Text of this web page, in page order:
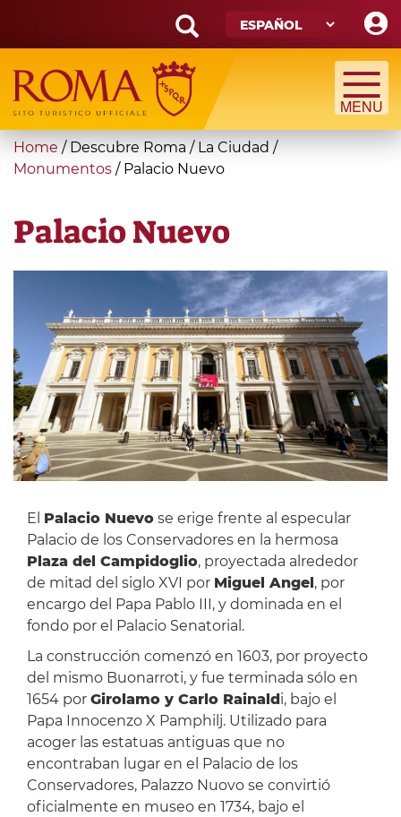
main
content
Search
form
Búsqueda
You
are
Home / Descubre Roma / La Ciudad /
Monumentos / Palacio Nuevo
Palacio Nuevo
El Palacio Nuevose erige frente al especular
Palacio de los Conservadores en la hermosa
Plaza del Campidoglio, proyectada alrededor
de mitad del siglo XVI por Miguel Angel , por
encargo del Papa Pablo III, y dominada en el
fondo por el Palacio Senatorial.
La construcción comenzó en 1603, por proyecto
del mismo Buonarroti, y fue terminada sólo en
1654 por Girolamo y Carlo Rainald i, bajo el
Papa Innocenzo X Pamphilj. Utilizado para
acoger las estatuas antiguas que no
encontraban lugar en el Palacio de los
Conservadores, Palazzo Nuovo se convirtió
oficialmente en museo en 1734, bajo el